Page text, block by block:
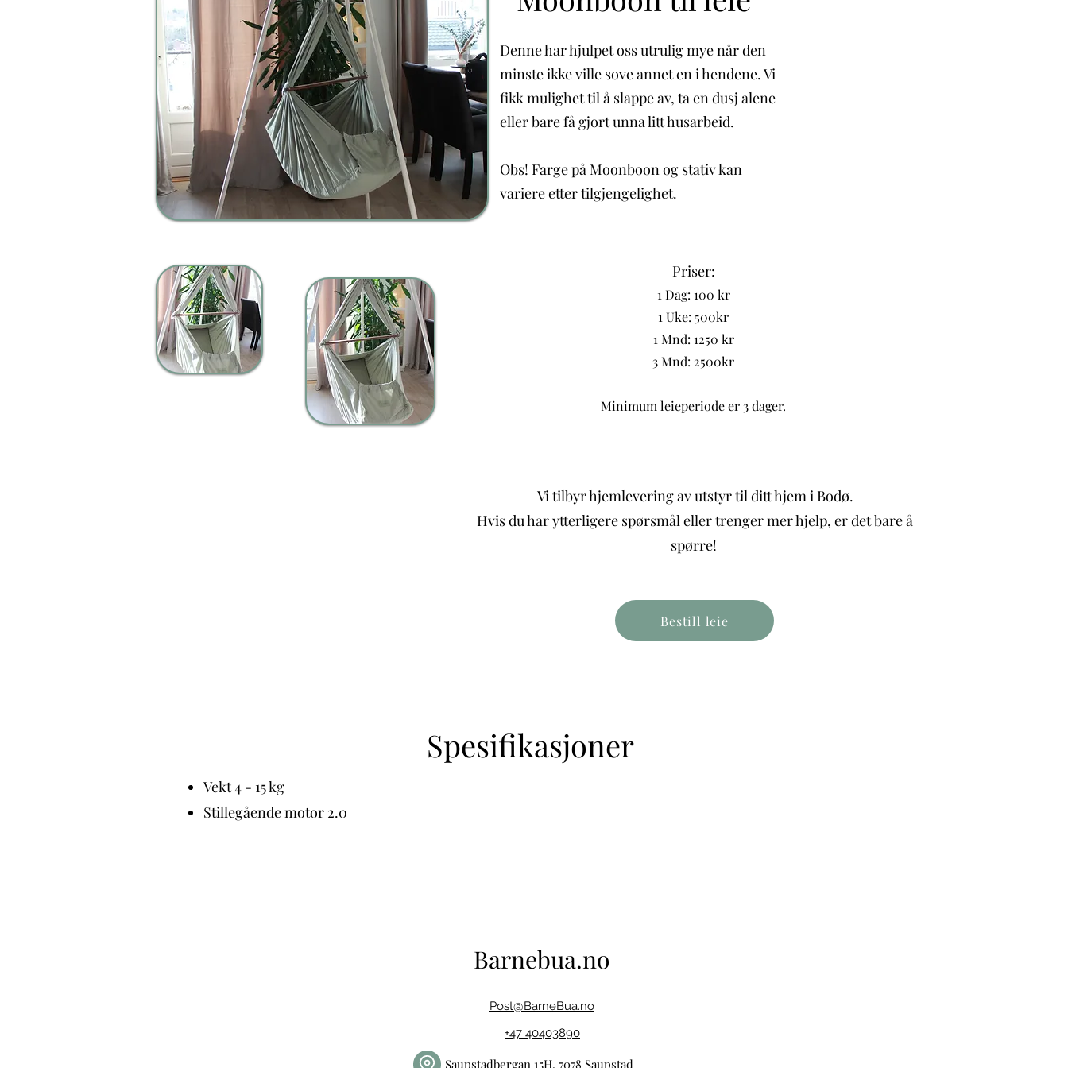
Denne har hjulpet oss utrulig mye når den
minste ikke ville sove annet en i hendene. Vi
fikk mulighet til å slappe av, ta en dusj alene
eller bare få gjort unna litt husarbeid.
Obs! Farge på Moonboon og stativ kan
variere etter tilgjengelighet.
Priser:
1 Dag: 100 kr
1 Uke: 500kr
1 Mnd: 1250 kr
3 Mnd: 2500kr
Minimum leieperiode er 3 dager.
Vi tilbyr hjemlevering av utstyr til ditt hjem i Bodø.
Hvis du har ytterligere spørsmål eller trenger mer hjelp, er det bare å
spørre!
Bestill leie
Spesifikasjoner
Vekt 4 - 15 kg
Stillegående motor 2.0
Barnebua.no
Post@BarneBua.no
+47 40403890
Saupstadbergan 15H, 7078 Saupstad